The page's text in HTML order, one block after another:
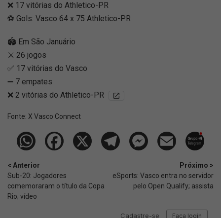
❌ 17 vitórias do Athletico-PR
⚽ Gols: Vasco 64 x 75 Athletico-PR
🏟️ Em São Januário
⚔️ 26 jogos
✅ 17 vitórias do Vasco
➖ 7 empates
❌ 2 vitórias do Athletico-PR
Fonte: X Vasco Connect
< Anterior
Sub-20: Jogadores
comemoraram o título da Copa
Rio; vídeo
Próximo >
eSports: Vasco entra no servidor
pelo Open Qualify; assista